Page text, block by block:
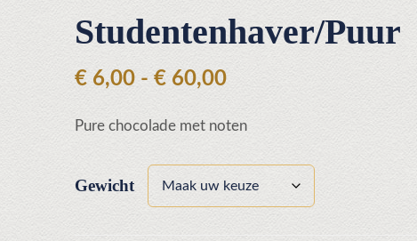
Studentenhaver/Puur
€ 6,00 - € 60,00Prijsklasse:
€ 6,00
tot
Pure chocolade met noten
Gewicht